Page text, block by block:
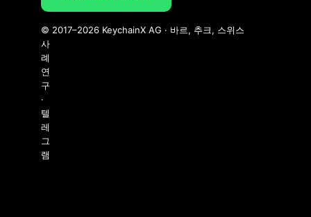
© 2017–2026 KeychainX AG · 바르, 추크, 스위스
사
례
연
구
·
텔
레
그
램